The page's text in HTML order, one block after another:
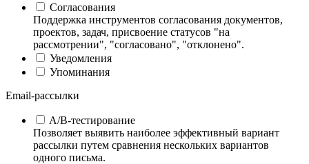
Согласования
Поддержка инструментов согласования документов,
проектов, задач, присвоение статусов "на
рассмотрении", "согласовано", "отклонено".
Уведомления
Упоминания
Email-рассылки
A/B-тестирование
Позволяет выявить наиболее эффективный вариант
рассылки путем сравнения нескольких вариантов
одного письма.